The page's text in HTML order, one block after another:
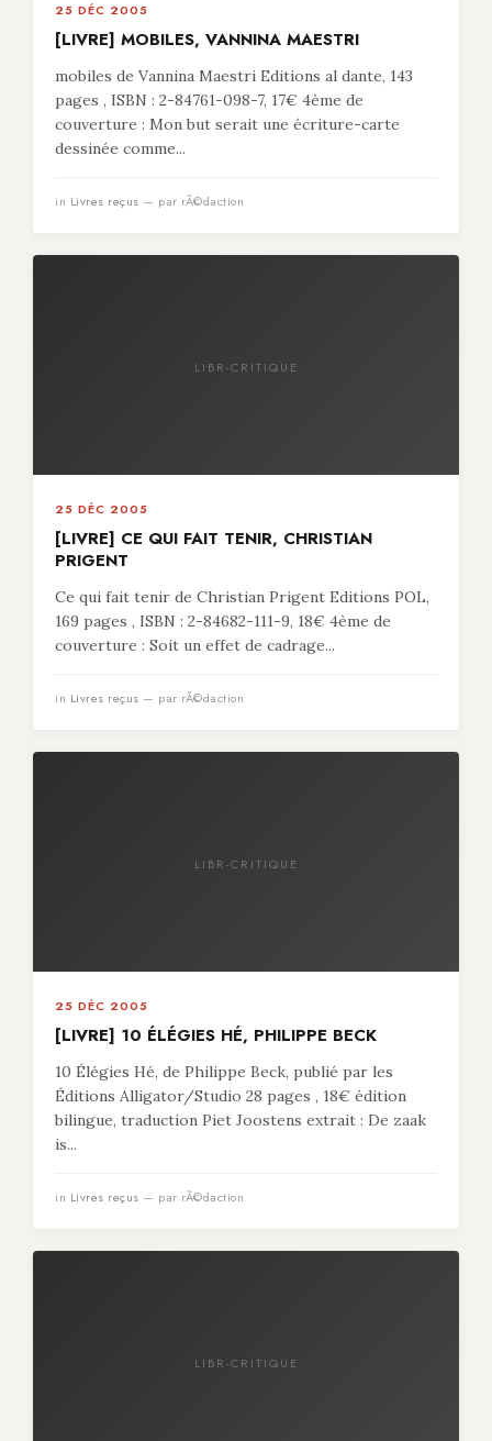
25 DÉC 2005
[LIVRE] MOBILES, VANNINA MAESTRI
mobiles de Vannina Maestri Editions al dante, 143
pages , ISBN : 2-84761-098-7, 17€ 4ème de
couverture : Mon but serait une écriture-carte
dessinée comme...
in Livres reçus — par rÃ©daction
LIBR-CRITIQUE
25 DÉC 2005
[LIVRE] CE QUI FAIT TENIR, CHRISTIAN
PRIGENT
Ce qui fait tenir de Christian Prigent Editions POL,
169 pages , ISBN : 2-84682-111-9, 18€ 4ème de
couverture : Soit un effet de cadrage...
in Livres reçus — par rÃ©daction
LIBR-CRITIQUE
25 DÉC 2005
[LIVRE] 10 ÉLÉGIES HÉ, PHILIPPE BECK
10 Élégies Hé, de Philippe Beck, publié par les
Éditions Alligator/Studio 28 pages , 18€ édition
bilingue, traduction Piet Joostens extrait : De zaak
is...
in Livres reçus — par rÃ©daction
LIBR-CRITIQUE